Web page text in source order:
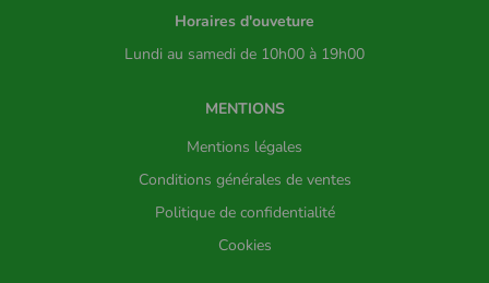
Horaires d'ouveture
Lundi au samedi de 10h00 à 19h00
MENTIONS
Mentions légales
Conditions générales de ventes
Politique de confidentialité
Cookies